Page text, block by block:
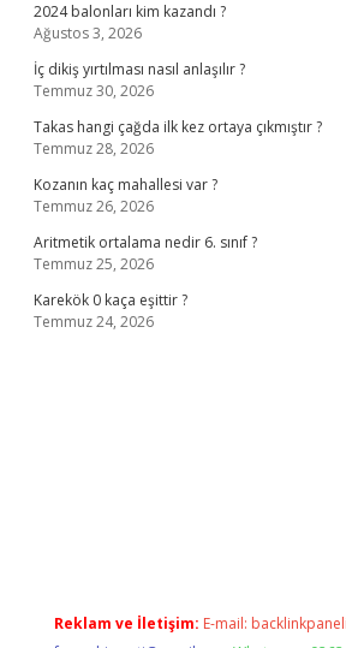
2024 balonları kim kazandı ?
Ağustos 3, 2026
İç dikiş yırtılması nasıl anlaşılır ?
Temmuz 30, 2026
Takas hangi çağda ilk kez ortaya çıkmıştır ?
Temmuz 28, 2026
Kozanın kaç mahallesi var ?
Temmuz 26, 2026
Aritmetik ortalama nedir 6. sınıf ?
Temmuz 25, 2026
Karekök 0 kaça eşittir ?
Temmuz 24, 2026
Reklam ve İletişim: E-mail: